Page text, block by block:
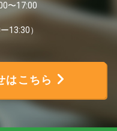
〜17:00
13:30）
はこちら